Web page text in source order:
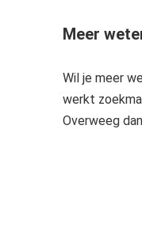
Meer
Wil je meer
werkt
Overweeg